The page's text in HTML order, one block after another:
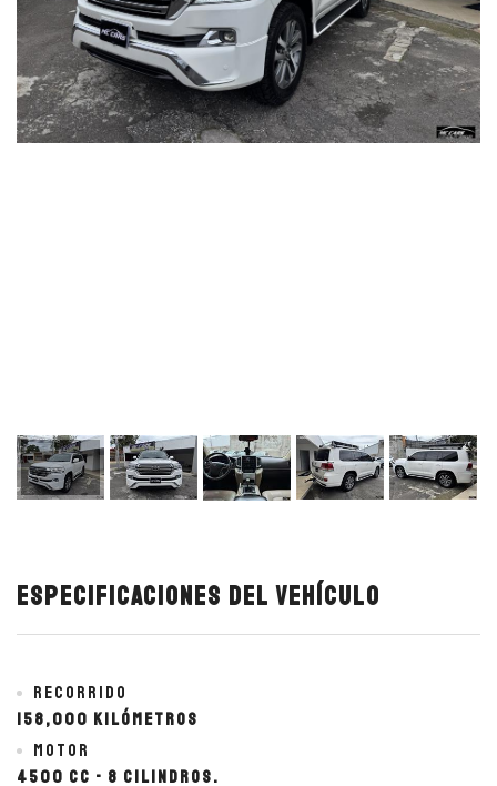
Especificaciones del vehículo
Recorrido
158,000 kilómetros
Motor
4500 cc - 8 cilindros.